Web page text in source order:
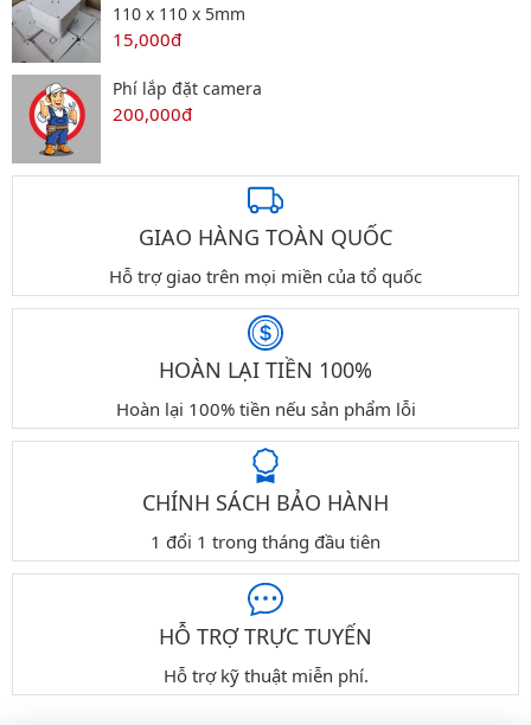
110 x 110 x 5mm
15,000đ
Phí lắp đặt camera
200,000đ
GIAO HÀNG TOÀN QUỐC
Hỗ trợ giao trên mọi miền của tổ quốc
HOÀN LẠI TIỀN 100%
Hoàn lại 100% tiền nếu sản phẩm lỗi
CHÍNH SÁCH BẢO HÀNH
1 đổi 1 trong tháng đầu tiên
HỖ TRỢ TRỰC TUYẾN
Hỗ trợ kỹ thuật miễn phí.